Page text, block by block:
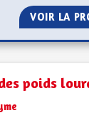
VOIR LA
poids